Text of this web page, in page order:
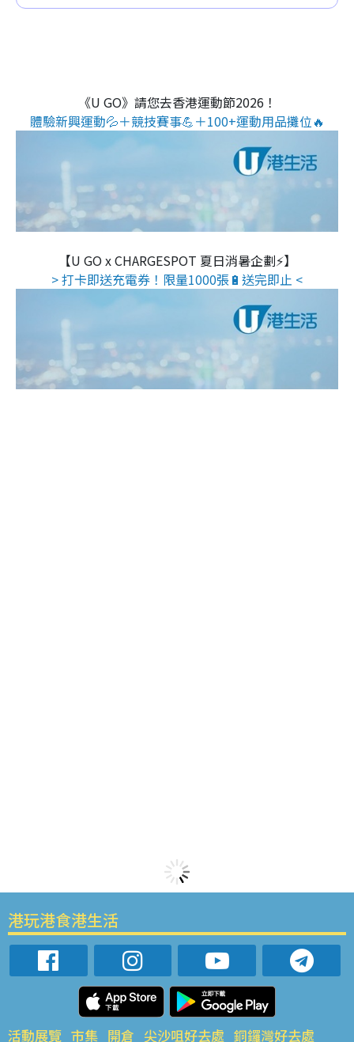
《U GO》請您去香港運動節2026！
體驗新興運動💦＋競技賽事💪＋100+運動用品攤位🔥
【U GO x CHARGESPOT 夏日消暑企劃⚡】
> 打卡即送充電券！限量1000張🔋送完即止 <
港玩港食港生活
活動展覽 市集 開倉 尖沙咀好去處 銅鑼灣好去處